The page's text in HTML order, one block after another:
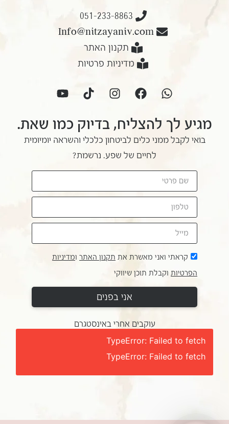
051-233-8863
Info@nitzayaniv.com
תקנון האתר
מדיניות פרטיות
מגיע לך להצליח, בדיוק כמו שאת.
בואי לקבל ממני כלים לביטחון כלכלי והשראה יומיומית
לחיים של שפע. נרשמת?
קראתי ואני מאשרת את תקנון האתרומדיניות
הפרטיותוקבלת תוכן שיווקי
אני בפנים
עוקבים אחרי באינסטגרם
TypeError: Failed to fetch
TypeError: Failed to fetch